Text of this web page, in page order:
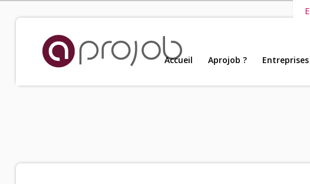
Accueil
Aprojob ?
Nous vous
Accueil Aprojob ? Entreprises